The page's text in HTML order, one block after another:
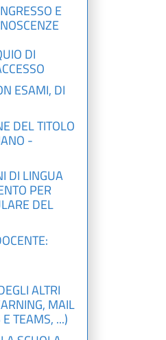
E
DI
ESAMI, DI
DEL TITOLO
-
DI LINGUA
PER
DEL
ALTRI
MAIL
TEAMS, ...)